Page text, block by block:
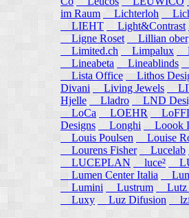
im Raum
Lichterloh
LIEHT
Light&Contrast
Ligne Roset
Lillian
Limited.ch
Limpalux
Lineabeta
Lineablinds
Lista Office Lithos
Divani
Living Jewels
Hjelle
Lladro LND
LoCa
LOEHR
Designs
Longhi Loook
Louis Poulsen
Louise
Lourens Fisher
Lucelab
LUCEPLAN
luce²
Lumen Center Italia
Lumini
Lustrum Lutz
Luxy
Luz Difusion